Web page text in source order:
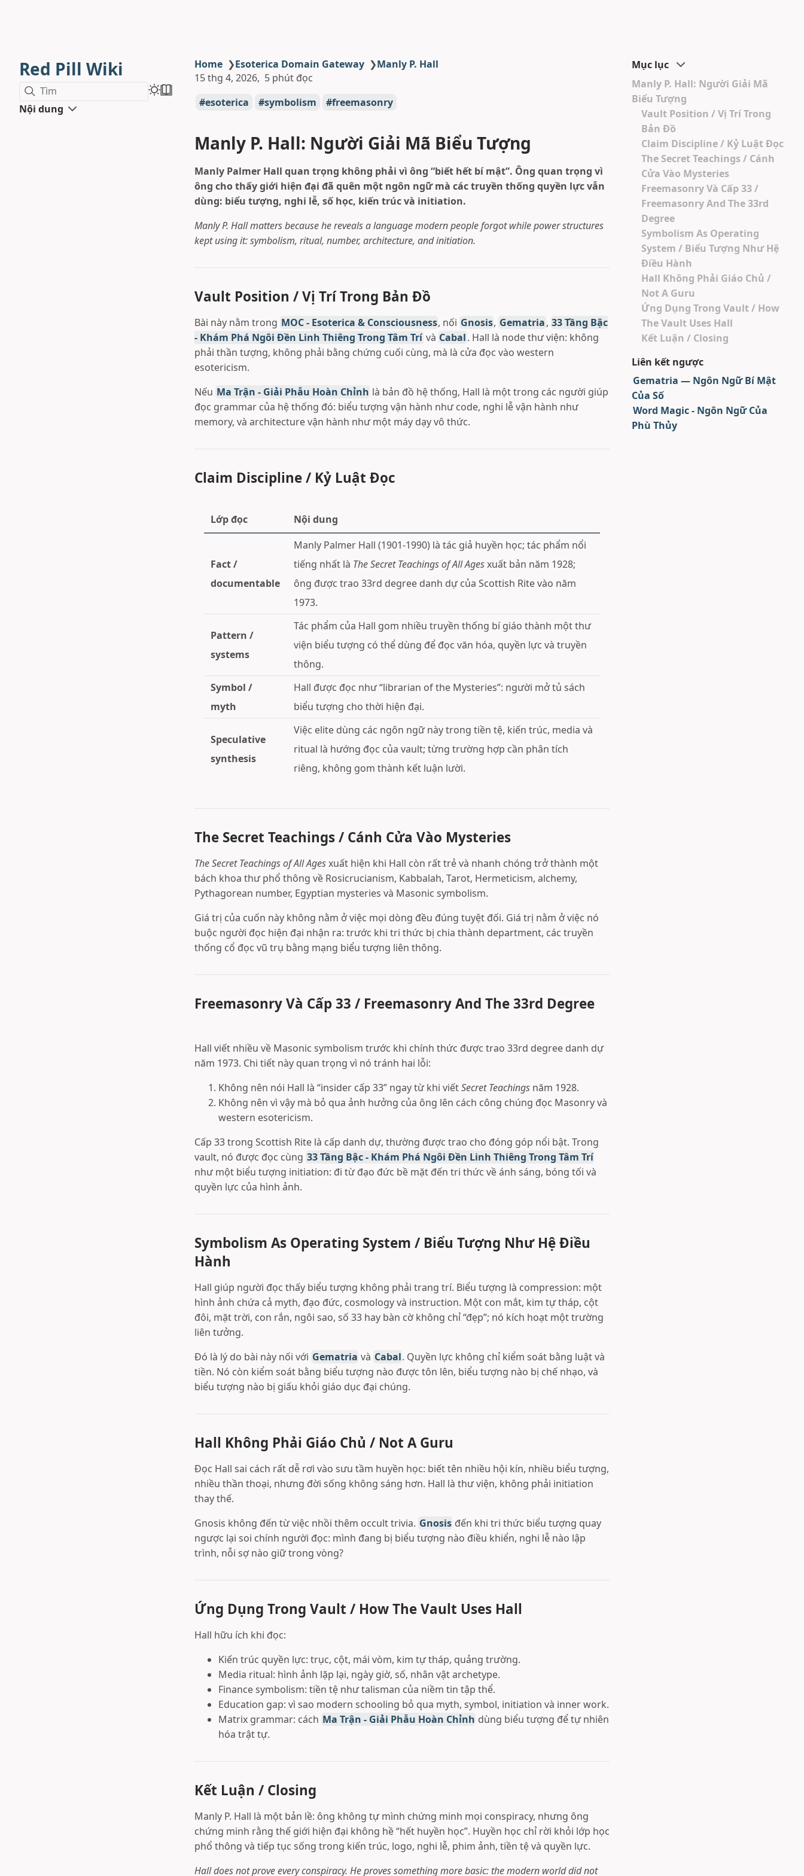
Red Pill Wiki
Tìm
Nội dung
Home ❯Esoterica Domain Gateway ❯Manly P. Hall
15 thg 4, 2026 5 phút đọc
esoterica
symbolism freemasonry
Manly P. Hall: Người Giải Mã Biểu Tượng
Manly Palmer Hall quan trọng không phải vì ông “biết hết bí mật”. Ông quan trọng vì
ông cho thấy giới hiện đại đã quên một ngôn ngữ mà các truyền thống quyền lực vẫn
dùng: biểu tượng, nghi lễ, số học, kiến trúc và initiation.
Manly P. Hall matters because he reveals a language modern people forgot while power structures
kept using it: symbolism, ritual, number, architecture, and initiation.
Vault Position / Vị Trí Trong Bản Đồ
Bài này nằm trong MOC - Esoterica & Consciousness, nối Gnosis, Gematria, 33 Tầng Bậc
- Khám Phá Ngôi Đền Linh Thiêng Trong Tâm Trí và Cabal. Hall là node thư viện: không
phải thần tượng, không phải bằng chứng cuối cùng, mà là cửa đọc vào western
esotericism.
Nếu Ma Trận - Giải Phẫu Hoàn Chỉnh là bản đồ hệ thống, Hall là một trong các người giúp
đọc grammar của hệ thống đó: biểu tượng vận hành như code, nghi lễ vận hành như
memory, và architecture vận hành như một máy dạy vô thức.
Claim Discipline / Kỷ Luật Đọc
Lớp đọc Nội dung
Fact /
documentable
Manly Palmer Hall (1901-1990) là tác giả huyền học; tác phẩm nổi
tiếng nhất là The Secret Teachings of All Agesxuất bản năm 1928;
ông được trao 33rd degree danh dự của Scottish Rite vào năm
1973.
Pattern /
systems
Tác phẩm của Hall gom nhiều truyền thống bí giáo thành một thư
viện biểu tượng có thể dùng để đọc văn hóa, quyền lực và truyền
thông.
Symbol /
myth
Hall được đọc như “librarian of the Mysteries”: người mở tủ sách
biểu tượng cho thời hiện đại.
Speculative
synthesis
Việc elite dùng các ngôn ngữ này trong tiền tệ, kiến trúc, media và
ritual là hướng đọc của vault; từng trường hợp cần phân tích
riêng, không gom thành kết luận lười.
The Secret Teachings / Cánh Cửa Vào Mysteries
The Secret Teachings of All Agesxuất hiện khi Hall còn rất trẻ và nhanh chóng trở thành một
bách khoa thư phổ thông về Rosicrucianism, Kabbalah, Tarot, Hermeticism, alchemy,
Pythagorean number, Egyptian mysteries và Masonic symbolism.
Giá trị của cuốn này không nằm ở việc mọi dòng đều đúng tuyệt đối. Giá trị nằm ở việc nó
buộc người đọc hiện đại nhận ra: trước khi tri thức bị chia thành department, các truyền
thống cổ đọc vũ trụ bằng mạng biểu tượng liên thông.
Freemasonry Và Cấp 33 / Freemasonry And The 33rd Degree
Hall viết nhiều về Masonic symbolism trước khi chính thức được trao 33rd degree danh dự
năm 1973. Chi tiết này quan trọng vì nó tránh hai lỗi:
Không nên nói Hall là “insider cấp 33” ngay từ khi viếtSecret Teachings năm 1928.
Không nên vì vậy mà bỏ qua ảnh hưởng của ông lên cách công chúng đọc Masonry và
western esotericism.
Cấp 33 trong Scottish Rite là cấp danh dự, thường được trao cho đóng góp nổi bật. Trong
vault, nó được đọc cùng 33 Tầng Bậc - Khám Phá Ngôi Đền Linh Thiêng Trong Tâm Trí
như một biểu tượng initiation: đi từ đạo đức bề mặt đến tri thức về ánh sáng, bóng tối và
quyền lực của hình ảnh.
Symbolism As Operating System / Biểu Tượng Như Hệ Điều
Hành
Hall giúp người đọc thấy biểu tượng không phải trang trí. Biểu tượng là compression: một
hình ảnh chứa cả myth, đạo đức, cosmology và instruction. Một con mắt, kim tự tháp, cột
đôi, mặt trời, con rắn, ngôi sao, số 33 hay bàn cờ không chỉ “đẹp”; nó kích hoạt một trường
liên tưởng.
Đó là lý do bài này nối với Gematria và Cabal. Quyền lực không chỉ kiểm soát bằng luật và
tiền. Nó còn kiểm soát bằng biểu tượng nào được tôn lên, biểu tượng nào bị chế nhạo, và
biểu tượng nào bị giấu khỏi giáo dục đại chúng.
Hall Không Phải Giáo Chủ / Not A Guru
Đọc Hall sai cách rất dễ rơi vào sưu tầm huyền học: biết tên nhiều hội kín, nhiều biểu tượng,
nhiều thần thoại, nhưng đời sống không sáng hơn. Hall là thư viện, không phải initiation
thay thế.
Gnosis không đến từ việc nhồi thêm occult trivia. Gnosis đến khi tri thức biểu tượng quay
ngược lại soi chính người đọc: mình đang bị biểu tượng nào điều khiển, nghi lễ nào lập
trình, nỗi sợ nào giữ trong vòng?
Ứng Dụng Trong Vault / How The Vault Uses Hall
Hall hữu ích khi đọc:
Kiến trúc quyền lực: trục, cột, mái vòm, kim tự tháp, quảng trường.
Media ritual: hình ảnh lặp lại, ngày giờ, số, nhân vật archetype.
Finance symbolism: tiền tệ như talisman của niềm tin tập thể.
Education gap: vì sao modern schooling bỏ qua myth, symbol, initiation và inner work.
Matrix grammar: cách Ma Trận - Giải Phẫu Hoàn Chỉnh dùng biểu tượng để tự nhiên
hóa trật tự.
Kết Luận / Closing
Manly P. Hall là một bản lề: ông không tự mình chứng minh mọi conspiracy, nhưng ông
chứng minh rằng thế giới hiện đại không hề “hết huyền học”. Huyền học chỉ rời khỏi lớp học
phổ thông và tiếp tục sống trong kiến trúc, logo, nghi lễ, phim ảnh, tiền tệ và quyền lực.
Hall does not prove every conspiracy. He proves something more basic: the modern world did not
Mục lục
Manly P. Hall: Người Giải Mã
Biểu Tượng
Vault Position / Vị Trí Trong
Bản Đồ
Claim Discipline / Kỷ Luật Đọc
The Secret Teachings / Cánh
Cửa Vào Mysteries
Freemasonry Và Cấp 33 /
Freemasonry And The 33rd
Degree
Symbolism As Operating
System / Biểu Tượng Như Hệ
Điều Hành
Hall Không Phải Giáo Chủ /
Not A Guru
Ứng Dụng Trong Vault / How
The Vault Uses Hall
Kết Luận / Closing
Liên kết ngược
Gematria — Ngôn Ngữ Bí Mật
Của Số
Word Magic - Ngôn Ngữ Của
Phù Thủy